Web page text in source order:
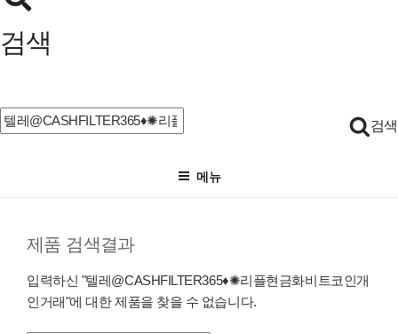
검색
검
검색
메뉴
제품 검색결과
입력하신 "텔레@CASHFILTER365♦✺리플현금화비트코인개
인거래"에 대한 제품을 찾을 수 없습니다.